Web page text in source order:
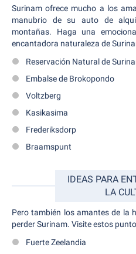
Surinam ofrece mucho a los
manubrio de su auto de
montañas. Haga una
encantadora naturaleza de
Reservación Natural de
Embalse de Brokopondo
Voltzberg
Kasikasima
Frederiksdorp
Braamspunt
IDEAS PARA
LA
Pero también los amantes de la
perder Surinam. Visite estos
Fuerte Zeelandia